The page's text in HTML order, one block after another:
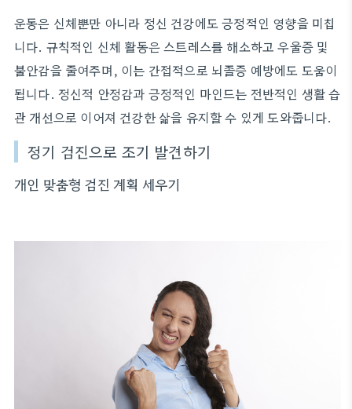
운동은 신체뿐만 아니라 정신 건강에도 긍정적인 영향을 미칩
니다. 규칙적인 신체 활동은 스트레스를 해소하고 우울증 및
불안감을 줄여주며, 이는 간접적으로 뇌졸증 예방에도 도움이
됩니다. 정신적 안정감과 긍정적인 마인드는 전반적인 생활 습
관 개선으로 이어져 건강한 삶을 유지할 수 있게 도와줍니다.
정기 검진으로 조기 발견하기
개인 맞춤형 검진 계획 세우기